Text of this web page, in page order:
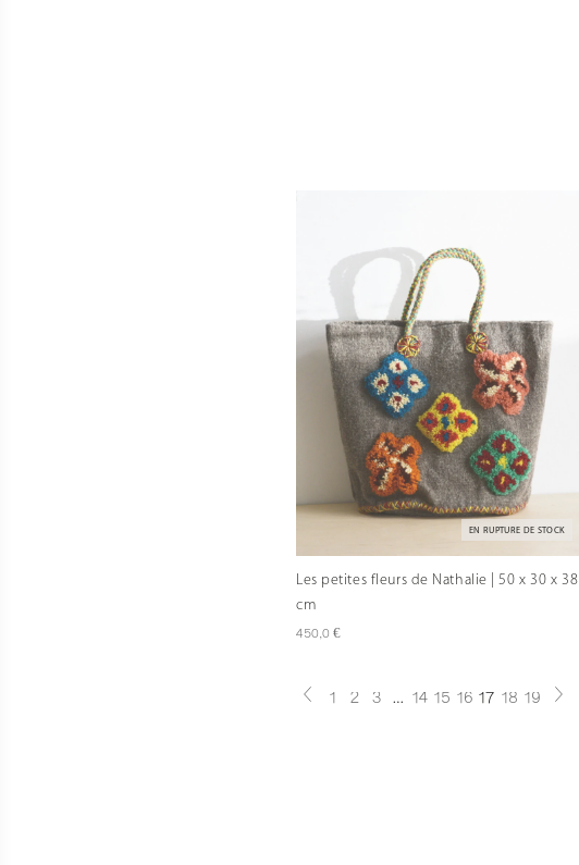
EN RUPTURE DE STOCK
Les petites fleurs de Nathalie | 50 x 30 x 38
cm
450,0 €
1 2 3 … 14 15 16 17 18 19